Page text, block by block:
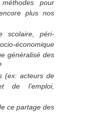
pour
plus nos
scolaire, péri-
économique
généralisé des
(ex: acteurs de
de l’emploi,
ce partage des